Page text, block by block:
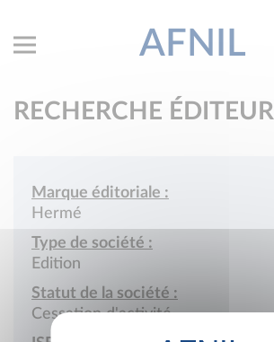
AFNIL
RECHERCHE ÉDITEUR
Marque éditoriale :
Hermé
Type de société :
Edition
Statut de la société :
Cessation d'activité